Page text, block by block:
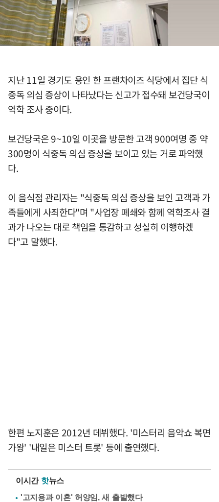
지난 11일 경기도 용인 한 프랜차이즈 식당에서 집단 식
중독 의심 증상이 나타났다는 신고가 접수돼 보건당국이
역학 조사 중이다.
보건당국은 9~10일 이곳을 방문한 고객 900여명 중 약
300명이 식중독 의심 증상을 보이고 있는 거로 파악했
다.
이 음식점 관리자는 "식중독 의심 증상을 보인 고객과 가
족들에게 사죄한다"며 "사업장 폐쇄와 함께 역학조사 결
과가 나오는 대로 책임을 통감하고 성실히 이행하겠
다"고 말했다.
한편 노지훈은 2012년 데뷔했다. '미스터리 음악쇼 복면
가왕' '내일은 미스터 트롯' 등에 출연했다.
이시간 핫뉴스
'고지용과 이혼' 허양임, 새 출발했다